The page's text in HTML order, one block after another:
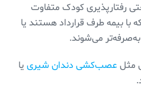
رفتارپذیری کودک متفاوت
با بیمه طرف قرارداد هستند یا
می‌شوند.
مثل عصب‌کشی دندان شیری یا